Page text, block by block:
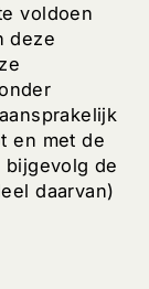
voldoen
deze
en met de
de
daarvan)